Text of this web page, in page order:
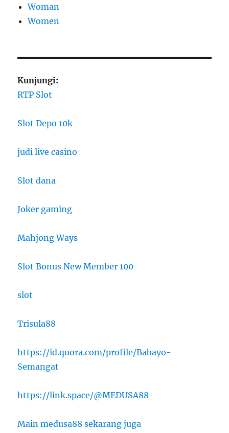
Woman
Women
Kunjungi:
RTP Slot
Slot Depo 10k
judi live casino
Slot dana
Joker gaming
Mahjong Ways
Slot Bonus New Member 100
slot
Trisula88
https://id.quora.com/profile/Babayo-
Semangat
https://link.space/@MEDUSA88
Main medusa88 sekarang juga